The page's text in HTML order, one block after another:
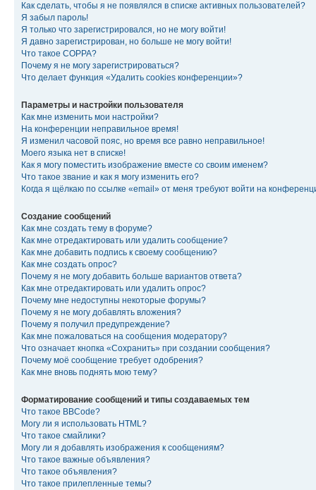
Как сделать, чтобы я не появлялся в списке активных пользователей?
Я забыл пароль!
Я только что зарегистрировался, но не могу войти!
Я давно зарегистрирован, но больше не могу войти!
Что такое COPPA?
Почему я не могу зарегистрироваться?
Что делает функция «Удалить cookies конференции»?
Параметры и настройки пользователя
Как мне изменить мои настройки?
На конференции неправильное время!
Я изменил часовой пояс, но время все равно неправильное!
Моего языка нет в списке!
Как я могу поместить изображение вместе со своим именем?
Что такое звание и как я могу изменить его?
Когда я щёлкаю по ссылке «email» от меня требуют войти на
Создание сообщений
Как мне создать тему в форуме?
Как мне отредактировать или удалить сообщение?
Как мне добавить подпись к своему сообщению?
Как мне создать опрос?
Почему я не могу добавить больше вариантов ответа?
Как мне отредактировать или удалить опрос?
Почему мне недоступны некоторые форумы?
Почему я не могу добавлять вложения?
Почему я получил предупреждение?
Как мне пожаловаться на сообщения модератору?
Что означает кнопка «Сохранить» при создании сообщения?
Почему моё сообщение требует одобрения?
Как мне вновь поднять мою тему?
Форматирование сообщений и типы создаваемых тем
Что такое BBCode?
Могу ли я использовать HTML?
Что такое смайлики?
Могу ли я добавлять изображения к сообщениям?
Что такое важные объявления?
Что такое объявления?
Что такое прилепленные темы?